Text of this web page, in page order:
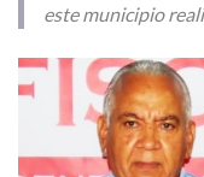
este municipio